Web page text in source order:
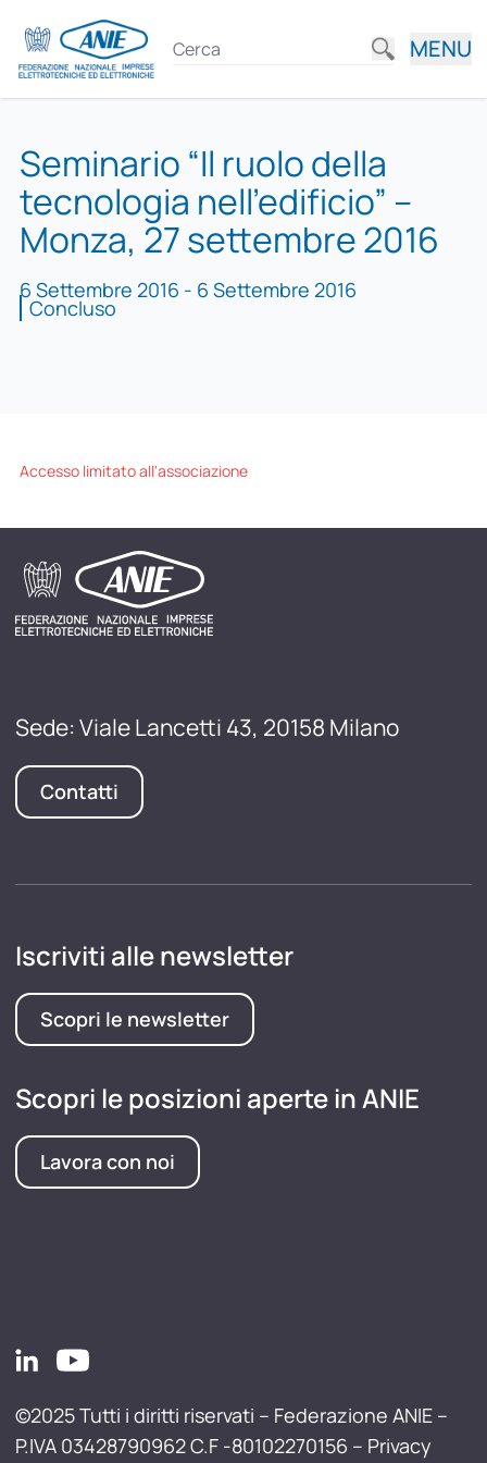
MENU
Seminario “Il ruolo della
tecnologia nell’edificio” –
Monza, 27 settembre 2016
6 Settembre 2016 - 6 Settembre 2016
Concluso
Accesso limitato all'associazione
Sede: Viale Lancetti 43, 20158 Milano
Contatti
Iscriviti alle newsletter
Scopri le newsletter
Scopri le posizioni aperte in ANIE
Lavora con noi
©2025 Tutti i diritti riservati – Federazione ANIE –
P.IVA 03428790962 C.F -80102270156 – Privacy